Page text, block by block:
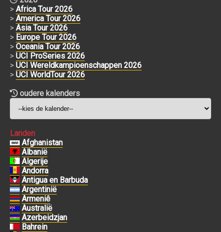
> Africa Tour 2026
> America Tour 2026
> Asia Tour 2026
> Europe Tour 2026
> Oceania Tour 2026
> UCI ProSeries 2026
> UCI Wereldkampioenschappen 2026
> UCI WorldTour 2026
oudere kalenders
Landen
Afghanistan
Albanië
Algerije
Andorra
Antigua en Barbuda
Argentinië
Armeniê
Australië
Azerbeidzjan
Bahrein